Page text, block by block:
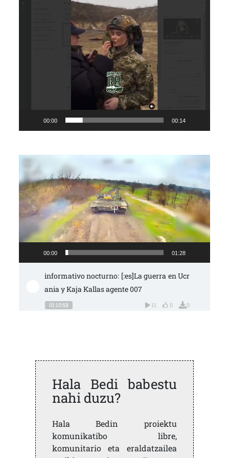
00:00 00:14
Bideo
erreproduzigailua
00:00 01:28
informativo nocturno: [:es]La guerra en Ucr
ania y Kaja Kallas agente 007
01:10:58 11 0 0
Hala Bedi babestu
nahi duzu?
Hala Bedin proiektu
komunikatibo libre,
komunitario eta eraldatzailea